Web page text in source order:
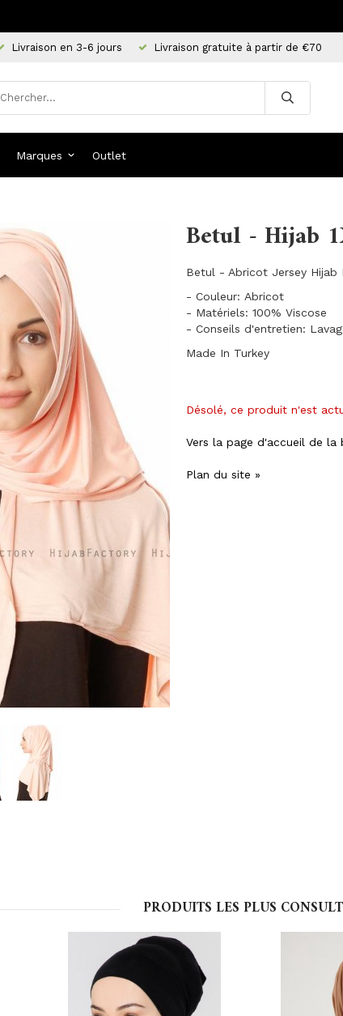
Livraison en 3-6 jours Livraison gratuite à partir de €70
Marques Outlet
Betul - Hijab
Betul - Abricot Jersey Hijab
- Couleur: Abricot
- Matériels: 100% Viscose
- Conseils d'entretien:
Made In Turkey
Désolé, ce produit n'est
Vers la page d'accueil de la
Plan du site »
PRODUITS LES PLUS